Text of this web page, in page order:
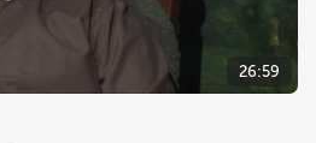
26:59